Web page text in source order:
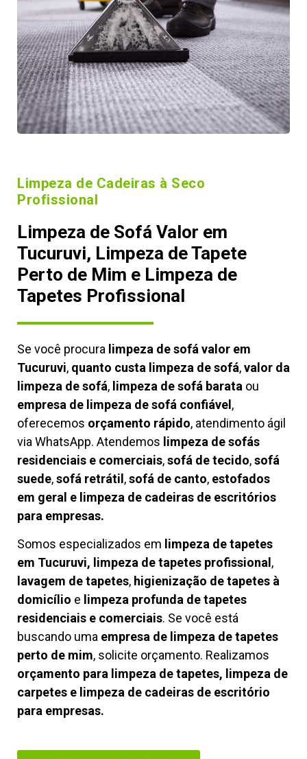
Limpeza de Cadeiras à Seco
Profissional
Limpeza de Sofá Valor em
Tucuruvi, Limpeza de Tapete
Perto de Mim e Limpeza de
Tapetes Profissional
Se você procura limpeza de sofá valor em
Tucuruvi, quanto custa limpeza de sofá,valor da
limpeza de sofá, limpeza de sofá barata ou
empresa de limpeza de sofá confiável,
oferecemos orçamento rápido, atendimento ágil
via WhatsApp. Atendemos limpeza desofás
residenciais e comerciais,sofá de tecido,sofá
suede,sofá retrátil,sofá de canto, estofados
em geral e limpeza de cadeiras de escritórios
para empresas.
Somos especializados em limpeza de tapetes
em Tucuruvi, limpeza de tapetes profissional ,
lavagem de tapetes, higienização de tapetes à
domicílio e limpeza profunda de tapetes
residenciais e comerciais. Se você está
buscando uma empresa de limpeza de tapetes
perto de mim, solicite orçamento. Realizamos
orçamento para limpeza de tapetes, limpeza de
carpetes e limpeza de cadeiras de escritório
para empresas.